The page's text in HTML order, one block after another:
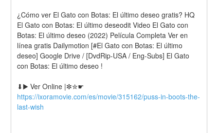
¿Cómo ver El Gato con Botas: El último deseo gratis? HQ
El Gato con Botas: El último deseodit Video El Gato con
Botas: El último deseo (2022) Película Completa Ver en
línea gratis Dailymotion [#El Gato con Botas: El último
deseo] Google Drive / [DvdRip-USA / Eng-Subs] El Gato
con Botas: El último deseo !
https://ixoramovie.com/es/movie/315162/puss-in-boots-the-
last-wish